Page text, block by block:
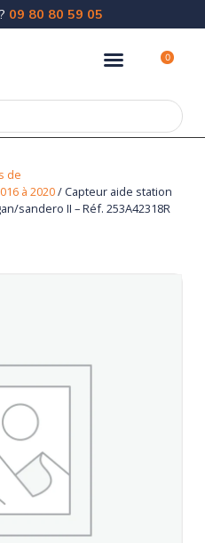
09 80 80 59 05
0
de
à 2020/ Capteur aide station
sandero II – Réf. 253A42318R